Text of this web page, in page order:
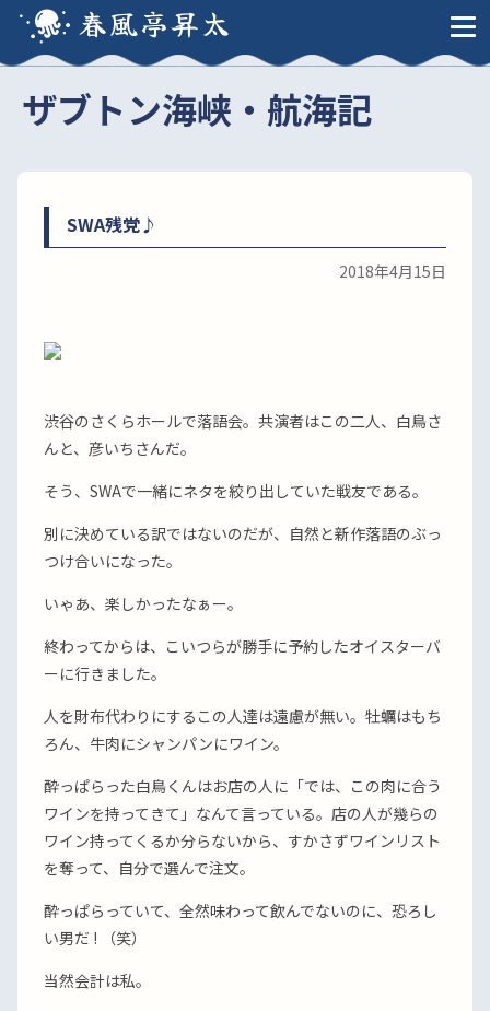
春風亭昇太
ザブトン海峡・航海記
SWA残党♪
2018年4月15日
渋谷のさくらホールで落語会。共演者はこの二人、白鳥さ
んと、彦いちさんだ。
そう、SWAで一緒にネタを絞り出していた戦友である。
別に決めている訳ではないのだが、自然と新作落語のぶっ
つけ合いになった。
いゃあ、楽しかったなぁー。
終わってからは、こいつらが勝手に予約したオイスターバ
ーに行きました。
人を財布代わりにするこの人達は遠慮が無い。牡蠣はもち
ろん、牛肉にシャンパンにワイン。
酔っぱらった白鳥くんはお店の人に「では、この肉に合う
ワインを持ってきて」なんて言っている。店の人が幾らの
ワイン持ってくるか分らないから、すかさずワインリスト
を奪って、自分で選んで注文。
酔っぱらっていて、全然味わって飲んでないのに、恐ろし
い男だ ! （笑）
当然会計は私。